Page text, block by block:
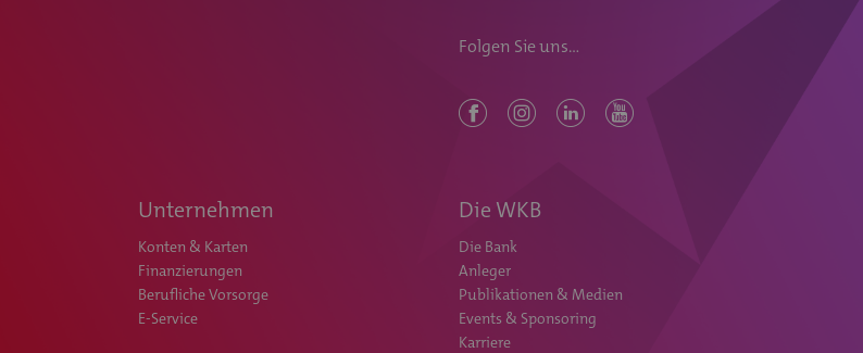
Folgen Sie uns...
Unternehmen
Konten & Karten
Finanzierungen
Berufliche Vorsorge
E-Service
Die WKB
Die Bank
Anleger
Publikationen & Medien
Events & Sponsoring
Karriere